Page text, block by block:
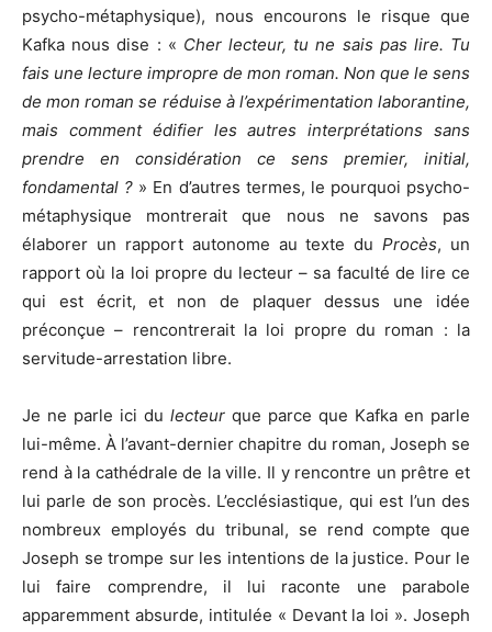
psycho-métaphysique), nous encourons le risque que
Kafka nous dise : « Cher lecteur, tu ne sais pas lire. Tu
fais une lecture impropre de mon roman. Non que le sens
de mon roman se réduise à l’expérimentation laborantine,
mais comment édifier les autres interprétations sans
prendre en considération ce sens premier, initial,
fondamental ? » En d’autres termes, le pourquoi psycho-
métaphysique montrerait que nous ne savons pas
élaborer un rapport autonome au texte duProcès, un
rapport où la loi propre du lecteur – sa faculté de lire ce
qui est écrit, et non de plaquer dessus une idée
préconçue – rencontrerait la loi propre du roman : la
servitude-arrestation libre.
Je ne parle ici du lecteur que parce que Kafka en parle
lui-même. À l’avant-dernier chapitre du roman, Joseph se
rend à la cathédrale de la ville. Il y rencontre un prêtre et
lui parle de son procès. L’ecclésiastique, qui est l’un des
nombreux employés du tribunal, se rend compte que
Joseph se trompe sur les intentions de la justice. Pour le
lui faire comprendre, il lui raconte une parabole
apparemment absurde, intitulée « Devant la loi ». Joseph